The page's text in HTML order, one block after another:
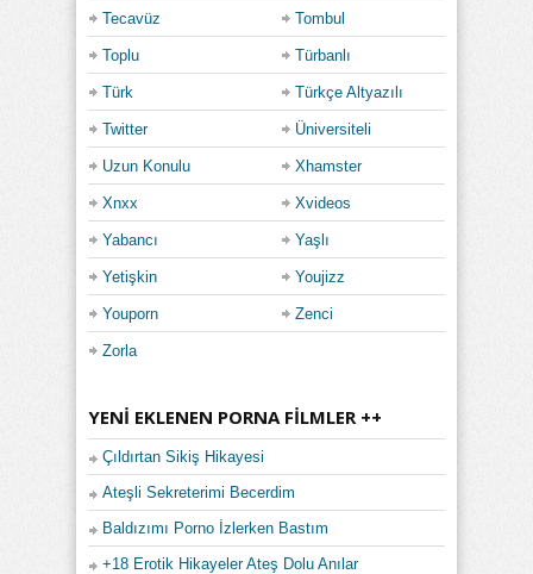
Tecavüz Tombul
Toplu Türbanlı
Türk Türkçe Altyazılı
Twitter Üniversiteli
Uzun Konulu Xhamster
Xnxx Xvideos
Yabancı Yaşlı
Yetişkin Youjizz
Youporn Zenci
Zorla
YENI EKLENEN PORNA FILMLER ++
Çıldırtan Sikiş Hikayesi
Ateşli Sekreterimi Becerdim
Baldızımı Porno İzlerken Bastım
+18 Erotik Hikayeler Ateş Dolu Anılar